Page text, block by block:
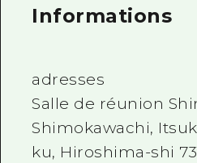
Informations
adresses
Salle de réunion
Shimokawachi,
ku, Hiroshima-shi